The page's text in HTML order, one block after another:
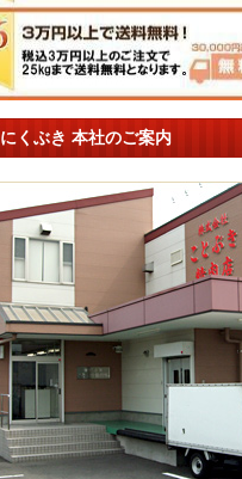
にくぶき 本社のご案内